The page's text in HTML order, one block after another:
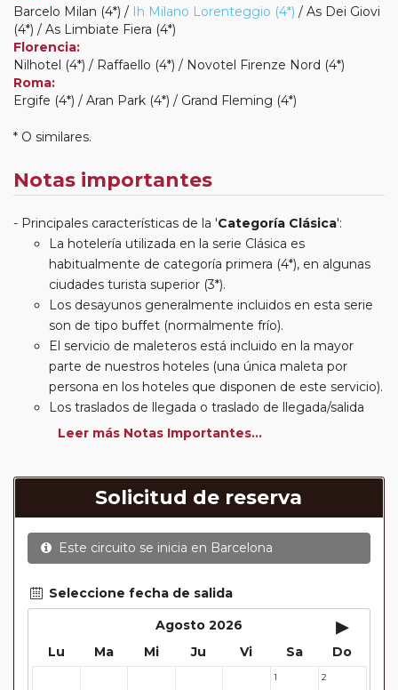
Barcelo Milan (4*) / Ih Milano Lorenteggio (4*) / As Dei Giovi
(4*) / As Limbiate Fiera (4*)
Florencia:
Nilhotel (4*) / Raffaello (4*) / Novotel Firenze Nord (4*)
Roma:
Ergife (4*) / Aran Park (4*) / Grand Fleming (4*)
* O similares.
Notas importantes
Principales características de la 'Categoría Clásica':
La hotelería utilizada en la serie Clásica es
habitualmente de categoría primera (4*), en algunas
ciudades turista superior (3*).
Los desayunos generalmente incluidos en esta serie
son de tipo buffet (normalmente frío).
El servicio de maleteros está incluido en la mayor
parte de nuestros hoteles (una única maleta por
persona en los hoteles que disponen de este servicio).
Los traslados de llegada o traslado de llegada/salida
estarán incluidos según itinerario.
suplemento de media pensión (incluirá un número de
almuerzos o cenas señalado en su itinerario).
En muchos itinerarios le incluimos algunas cenas. En
circuitos clásicos Europeos normalmente las entradas
mientras que en viajes regionales y otros viajes
incluimos muchas de las entradas. En todos los
circuitos incluimos visitas con guías locales en las
principales ciudades, en muchos incluimos diferentes
actividades y otros medios de transporte (funiculares,
Leer más Notas Importantes...
Solicitud de reserva
Este circuito se inicia en Barcelona
Seleccione fecha de salida
Agosto 2026
▸
Lu Ma Mi Ju Vi Sa Do
1 2